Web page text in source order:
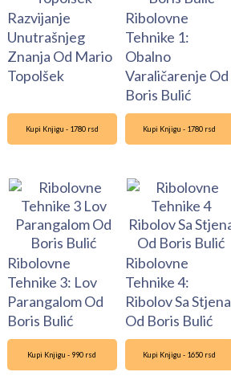
Razvijanje
Unutrašnjeg
Znanja Od Mario
Topolšek
Ribolovne
Tehnike 1:
Obalno
Varaličarenje Od
Boris Bulić
Kupi Knjigu - 1780 rsd
Ribolovne
Tehnike 3: Lov
Parangalom Od
Boris Bulić
Kupi Knjigu - 1780 rsd
Ribolovne
Tehnike 4:
Ribolov Sa Stjena
Od Boris Bulić
Kupi Knjigu - 990 rsd Kupi Knjigu - 1650 rsd